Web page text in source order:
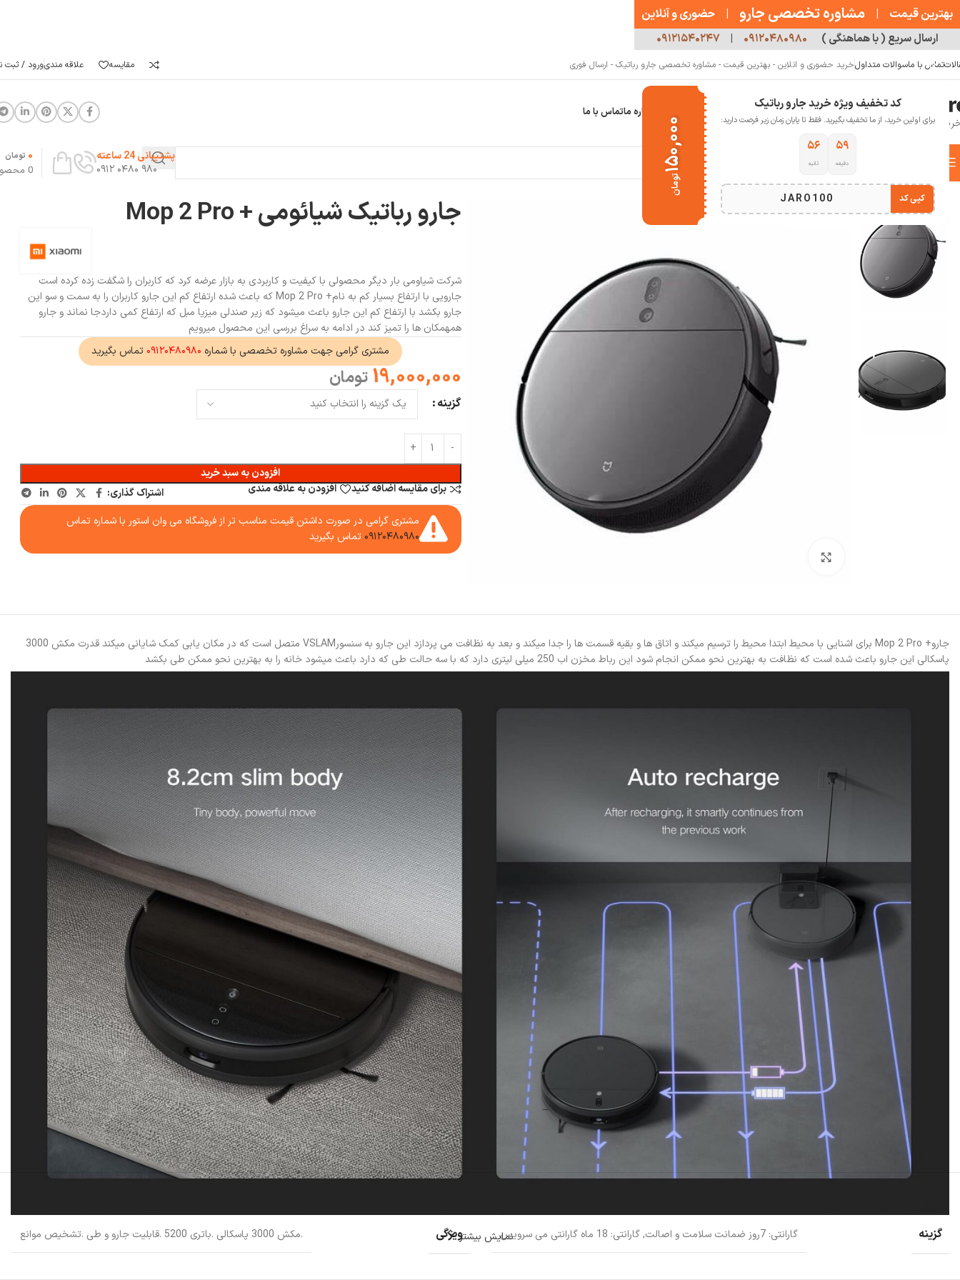
کد تخفیف ویژه خرید جارو رباتیک
برای اولین خرید، از ما تخفیف بگیرید. فقط تا پایان زمان زیر فرصت دارید:
۵۹
دقیقه
۵۵
ثانیه
JARO100 کپی کد
۱۵۰,۰۰۰
تومان
تماس با ماسوالات متداولخرید حضوری و انلاین - بهترین قیمت - مشاوره تخصصی جارو رباتیک - ارسال فوری مقایسه علاقه مندیورود / ثبت
خانه جارو رباتیک درباره ماتماس با ما
انتخاب دسته بندی
پشتیبانی 24 ساعته
۹۸۰ ۰۴۸۰ ۰۹۱۲
0
0 تومان
خانه جارو رباتیک جارو رباتیک شیائومی جارو رباتیک شیائومی + Mop 2 Pro
اتمام موجودی جارو رباتیک شیائومی + Mop 2 Pro
شرکت شیاومی بار دیگر محصولی با کیفیت و کاربردی به بازار عرضه کرد که کاربران را شگفت زده کرده است
جارویی با ارتفاع بسیار کم به نام+ Mop 2 Pro که باعث شده ارتفاع کم این جارو کاربران را به سمت و سو این
جارو بکشد با ارتفاع کم این جارو باعث میشود که زیر صندلی میزیا مبل که ارتفاع کمی داردجا نماند و جارو
همهمکان ها را تمیز کند در ادامه به سراغ بررسی این محصول میرویم
مشتری گرامی جهت مشاوره تخصصی با شماره ۰۹۱۲۰۴۸۰۹۸۰ تماس بگیرید
19,000,000 تومان
گزینه
افزودن به سبد خرید
برای مقایسه اضافه کنید
افزودن به علاقه مندی
اشتراک گذاری:
مشتری گرامی در صورت داشتن قیمت مناسب تر از فروشگاه می وان استور با شماره تماس
۰۹۱۲۰۴۸۰۹۸۰ تماس بگیرید
جارو+ Mop 2 Pro برای اشنایی با محیط ابتدا محیط را ترسیم میکند و اتاق ها و بقیه قسمت ها را جدا میکند و بعد به نظافت می پردازد این جارو به سنسورVSLAM متصل است که در مکان یابی کمک شایانی میکند قدرت مکش 3000
پاسکالی این جارو باعث شده است که نظافت به بهترین نحو ممکن انجام شود این رباط مخزن اب 250 میلی لیتری دارد که با سه حالت طی که دارد باعث میشود خانه را به بهترین نحو ممکن طی بکشد
نمایش بیشتر گزینه گارانتی: 7روز ضمانت سلامت و اصالت ,گارانتی: 18 ماه گارانتی می سرویس ویژگی .مکش 3000 پاسکالی .باتری 5200 .قابلیت جارو و طی .تشخیص موانع
بهترین قیمت | مشاوره تخصصی جارو | حضوری و آنلاین
ارسال سریع ( با هماهنگی ) ۰۹۱۲۰۴۸۰۹۸۰ | ۰۹۱۲۱۵۴۰۲۴۷